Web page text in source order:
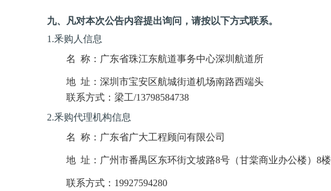
九、凡对本次公告内容提出询问，请按以下方式联系。
1.釆购人信息
名 称： 广东省珠江东航道事务中心深圳航道所
地 址： 深圳市宝安区航城街道机场南路西端头
联系方式： 梁工/13798584738
2.釆购代理机构信息
名 称： 广东省广大工程顾问有限公司
地 址： 广州市番禺区东环街文坡路8号（甘棠商业办公楼）8楼
联系方式： 19927594280